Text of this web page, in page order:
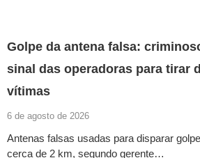
Golpe da antena falsa:
sinal das operadoras para tirar
vítimas
6 de agosto de 2026
Antenas falsas usadas para disparar
cerca de 2 km, segundo gerente…